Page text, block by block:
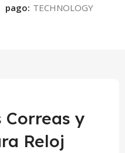
pago:
Correas y
Reloj